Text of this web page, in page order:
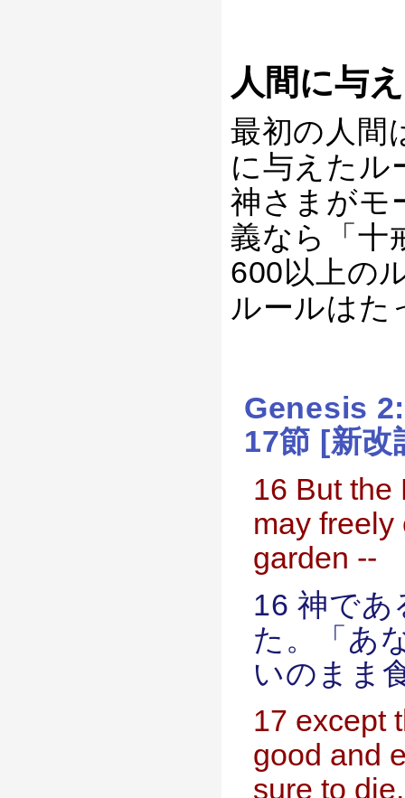
人間に与
最初の人間
に与えたル
神さまがモ
義なら「十
600以上の
ルールはた
Genesis
17節 [新改
16 But the
may freely
garden --
16 神であ
た。「あ
いのまま
17 except
good and
sure to